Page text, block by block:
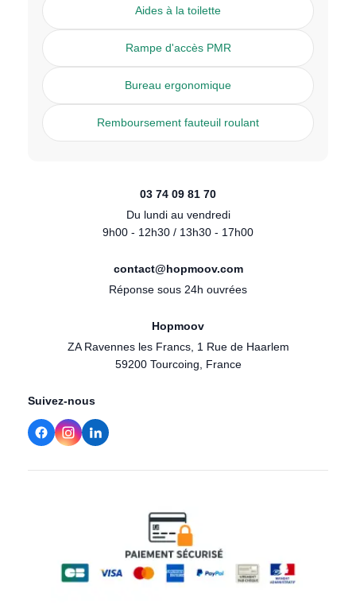
Aides à la toilette
Rampe d'accès PMR
Bureau ergonomique
Remboursement fauteuil roulant
03 74 09 81 70
Du lundi au vendredi
9h00 - 12h30 / 13h30 - 17h00
contact@hopmoov.com
Réponse sous 24h ouvrées
Hopmoov
ZA Ravennes les Francs, 1 Rue de Haarlem
59200 Tourcoing, France
Suivez-nous